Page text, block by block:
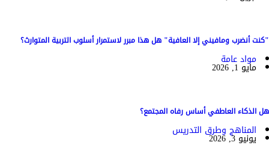
"كنت أنضرب ومافيني إلا العافية" هل هذا مبرر لاستمرار أسلوب التربية المتوارث؟
مواد عامة
مايو 1, 2026
هل الذكاء العاطفي أساس رفاه المجتمع؟
المناهج وطرق التدريس
يونيو 3, 2026